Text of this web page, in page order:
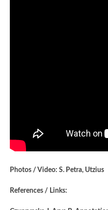
Photos / Video: S. Petra, Utzius
References / Links: